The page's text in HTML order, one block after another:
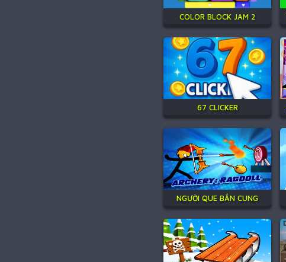
COLOR BLOCK JAM 2
67 CLICKER
NGƯỜI QUE BẮN CUNG